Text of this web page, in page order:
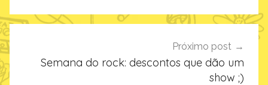
Próximo post
Semana do rock: descontos que dão um
show ;)